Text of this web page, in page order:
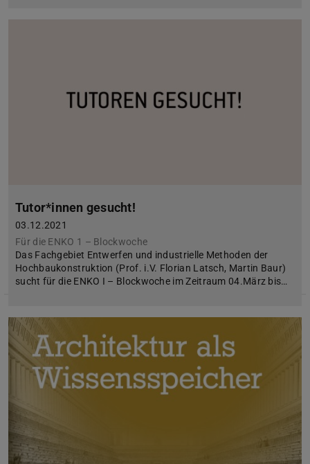
Tutor*innen gesucht!
03.12.2021
Für die ENKO 1 – Blockwoche
Das Fachgebiet Entwerfen und industrielle Methoden der
Hochbaukonstruktion (Prof. i.V. Florian Latsch, Martin Baur)
sucht für die ENKO I – Blockwoche im Zeitraum 04.März bis…